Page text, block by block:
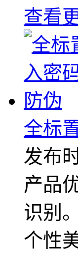
查看
全标
发布
产品
识别
个性